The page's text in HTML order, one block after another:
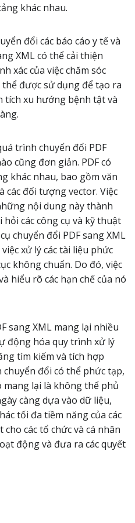
khác nhau.
đổi các báo cáo y tế và
XML có thể cải thiện
xác của việc chăm sóc
được sử dụng để tạo ra
tích xu hướng bệnh tật và
trình chuyển đổi PDF
cũng đơn giản. PDF có
khác nhau, bao gồm văn
các đối tượng vector. Việc
nội dung này thành
hỏi các công cụ và kỹ thuật
chuyển đổi PDF sang XML
xử lý các tài liệu phức
không chuẩn. Do đó, việc
hiểu rõ các hạn chế của nó
sang XML mang lại nhiều
động hóa quy trình xử lý
tìm kiếm và tích hợp
đổi có thể phức tạp,
lại là không thể phủ
càng dựa vào dữ liệu,
tối đa tiềm năng của các
các tổ chức và cá nhân
động và đưa ra các quyết